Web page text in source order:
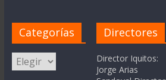
Categorías
Categorías
Directores
Director Iquitos:
Jorge Arias